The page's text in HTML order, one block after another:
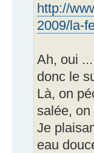
http://
2009/la-
Ah, oui
donc le
Là, on
salée,
Je
eau